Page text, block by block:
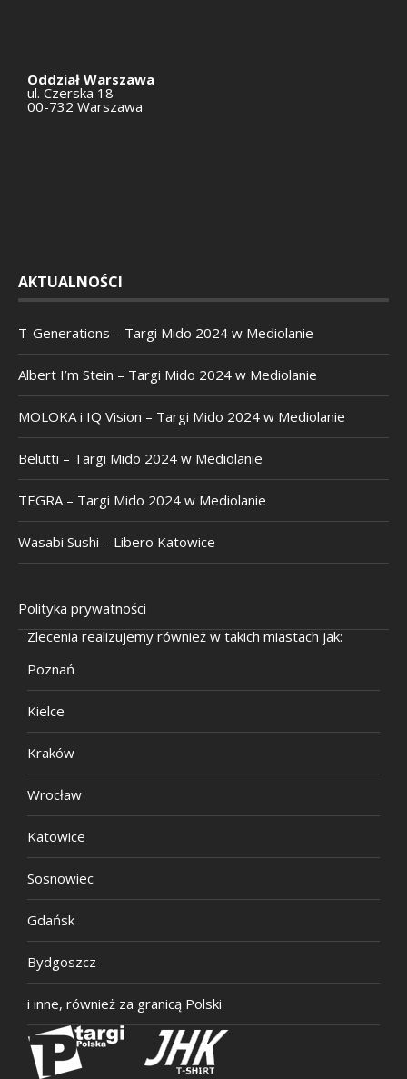
Oddział Warszawa
ul. Czerska 18
00-732 Warszawa
AKTUALNOŚCI
T-Generations – Targi Mido 2024 w Mediolanie
Albert I’m Stein – Targi Mido 2024 w Mediolanie
MOLOKA i IQ Vision – Targi Mido 2024 w Mediolanie
Belutti – Targi Mido 2024 w Mediolanie
TEGRA – Targi Mido 2024 w Mediolanie
Wasabi Sushi – Libero Katowice
Polityka prywatności
Zlecenia realizujemy również w takich miastach jak:
Poznań
Kielce
Kraków
Wrocław
Katowice
Sosnowiec
Gdańsk
Bydgoszcz
i inne, również za granicą Polski